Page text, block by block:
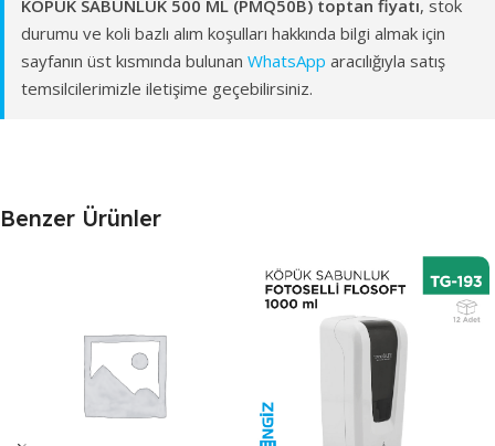
KÖPÜK SABUNLUK 500 ML (PMQ50B) toptan fiyatı, stok
durumu ve koli bazlı alım koşulları hakkında bilgi almak için
sayfanın üst kısmında bulunan WhatsApp aracılığıyla satış
temsilcilerimizle iletişime geçebilirsiniz.
Benzer Ürünler